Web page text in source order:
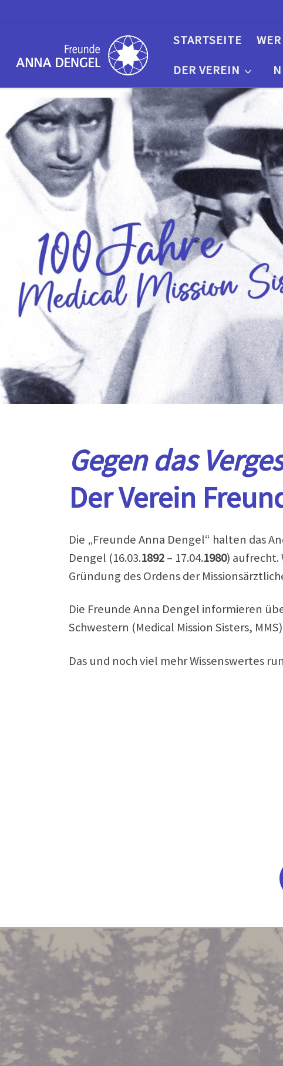
STARTSEITE
DER VEREIN
Gegen das
Der Verein
Die „Freunde Anna Dengel“ halten das
Dengel (16.03.1892– 17.04.1980) aufrecht.
Gründung des Ordens der
Die Freunde Anna Dengel informieren
Schwestern (Medical Mission Sisters,
Das und noch viel mehr Wissenswertes